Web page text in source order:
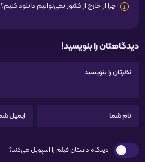
چرا از خارج از کشور نمی‌توانیم دانلود کنیم؟
دیدگاهتان را بنویسید!
دیدگاه داستان فیلم را اسپویل می‌کند؟